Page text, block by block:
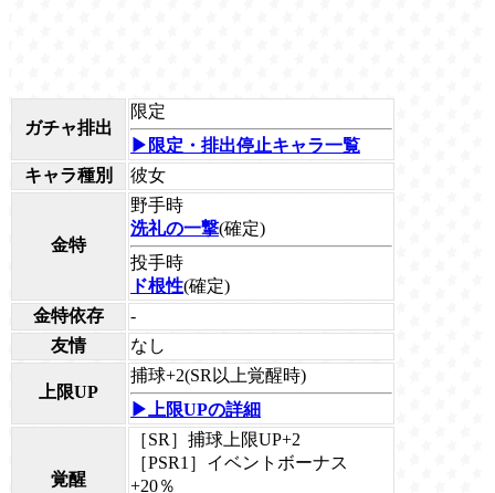
ガチャ排出
限定
▶限定・排出停止キャラ一覧
キャラ種別
彼女
金特
野手時
洗礼の一撃(確定)
投手時
ド根性(確定)
金特依存
-
友情
なし
上限UP
捕球+2(SR以上覚醒時)
▶上限UPの詳細
覚醒
［SR］捕球上限UP+2
［PSR1］イベントボーナス
+20％